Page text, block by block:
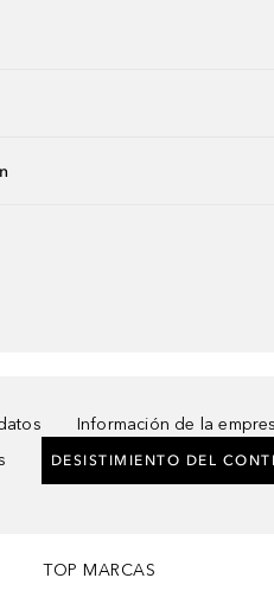
Información de la
DESISTIMIENTO DEL
TOP MARCAS